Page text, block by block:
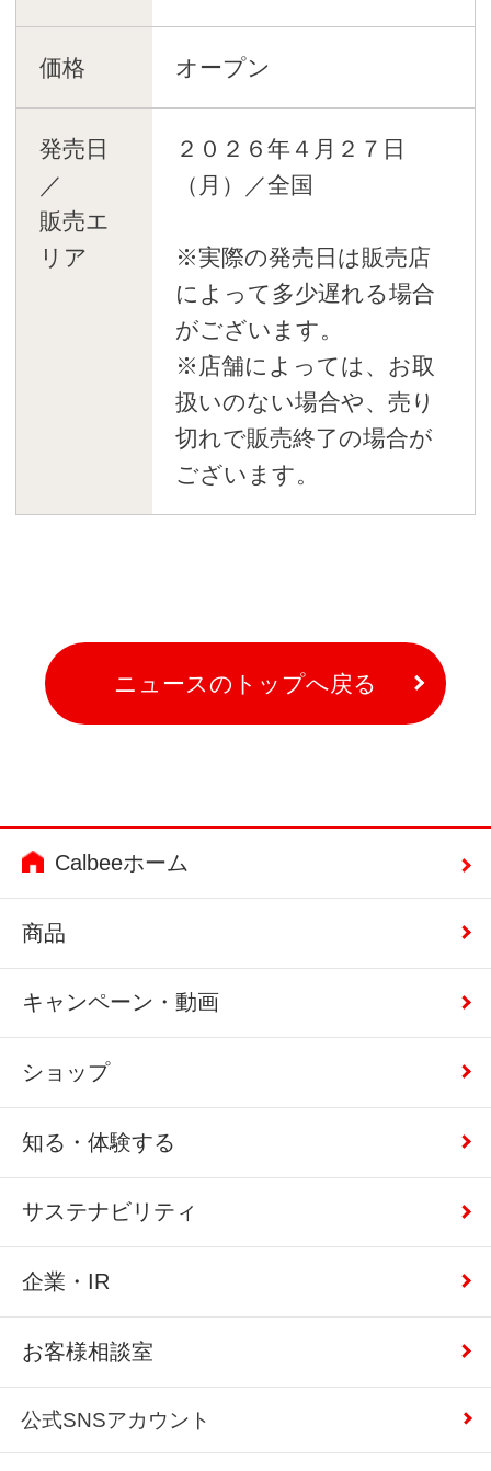
価格 オープン
発売日
／
販売エ
リア
２０２６年４月２７日
（月）／全国
※実際の発売日は販売店
によって多少遅れる場合
がございます。
※店舗によっては、お取
扱いのない場合や、売り
切れで販売終了の場合が
ございます。
ニュースのトップへ戻る
Calbeeホーム
商品
キャンペーン・動画
ショップ
知る・体験する
サステナビリティ
企業・IR
お客様相談室
公式SNSアカウント